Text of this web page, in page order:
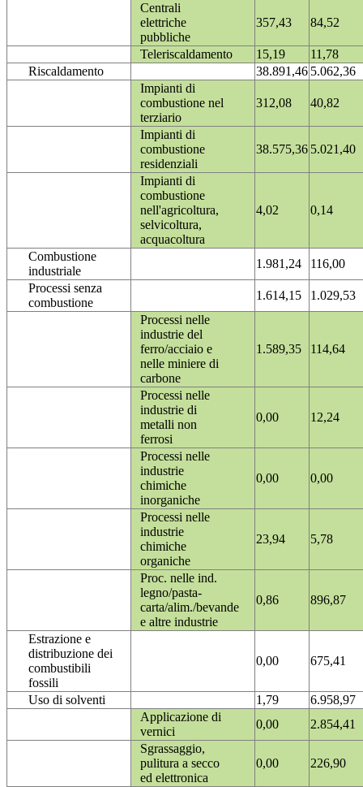
Centrali
elettriche
pubbliche
357,43 84,52
Teleriscaldamento 15,19
11,78
Riscaldamento
38.891,46 5.062,36
Impianti di
combustione nel
terziario
312,08 40,82
Impianti di
combustione
residenziali
38.575,36 5.021,40
Impianti di
combustione
nell'agricoltura,
selvicoltura,
acquacoltura
4,02 0,14
Combustione
industriale
1.981,24
116,00
Processi senza
combustione
1.614,15
1.029,53
Processi nelle
industrie del
ferro/acciaio e
nelle miniere di
carbone
1.589,35 114,64
Processi nelle
industrie di
metalli non
ferrosi
0,00 12,24
Processi nelle
industrie
chimiche
inorganiche
0,00 0,00
Processi nelle
industrie
chimiche
organiche
23,94 5,78
Proc. nelle ind.
legno/pasta-
carta/alim./bevande
e altre industrie
0,86 896,87
Estrazione e
distribuzione dei
combustibili
fossili
0,00 675,41
Uso di solventi 1,79
6.958,97
Applicazione di
vernici
0,00
2.854,41
Sgrassaggio,
pulitura a secco
ed elettronica
0,00 226,90